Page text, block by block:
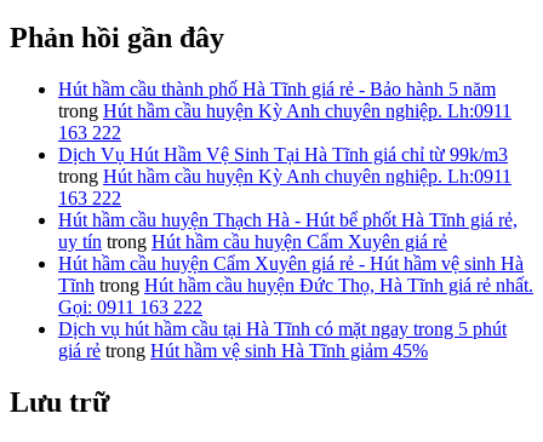
Phản hồi gần đây
Hút hầm cầu thành phố Hà Tĩnh giá rẻ - Bảo hành 5 năm
trong Hút hầm cầu huyện Kỳ Anh chuyên nghiệp. Lh:0911
163 222
Dịch Vụ Hút Hầm Vệ Sinh Tại Hà Tĩnh giá chỉ từ 99k/m3
trong Hút hầm cầu huyện Kỳ Anh chuyên nghiệp. Lh:0911
163 222
Hút hầm cầu huyện Thạch Hà - Hút bể phốt Hà Tĩnh giá rẻ,
uy tín trong Hút hầm cầu huyện Cẩm Xuyên giá rẻ
Hút hầm cầu huyện Cẩm Xuyên giá rẻ - Hút hầm vệ sinh Hà
Tĩnh trong Hút hầm cầu huyện Đức Thọ, Hà Tĩnh giá rẻ nhất.
Gọi: 0911 163 222
Dịch vụ hút hầm cầu tại Hà Tĩnh có mặt ngay trong 5 phút
giá rẻ trong Hút hầm vệ sinh Hà Tĩnh giảm 45%
Lưu trữ